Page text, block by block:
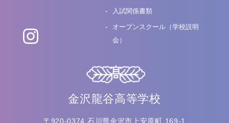
金沢龍谷高等学校
〒920-0374 石川県金沢市上安原町 169-1
入試関係書類
オープンスクール（学校説明
会）